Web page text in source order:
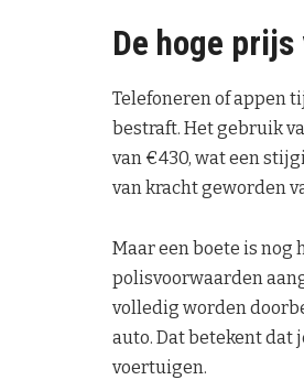
De hoge
Telefoneren of appen
bestraft. Het gebruik
van €430, wat een
van kracht geworden
Maar een boete is
polisvoorwaarden
volledig worden
auto. Dat betekent dat
voertuigen.